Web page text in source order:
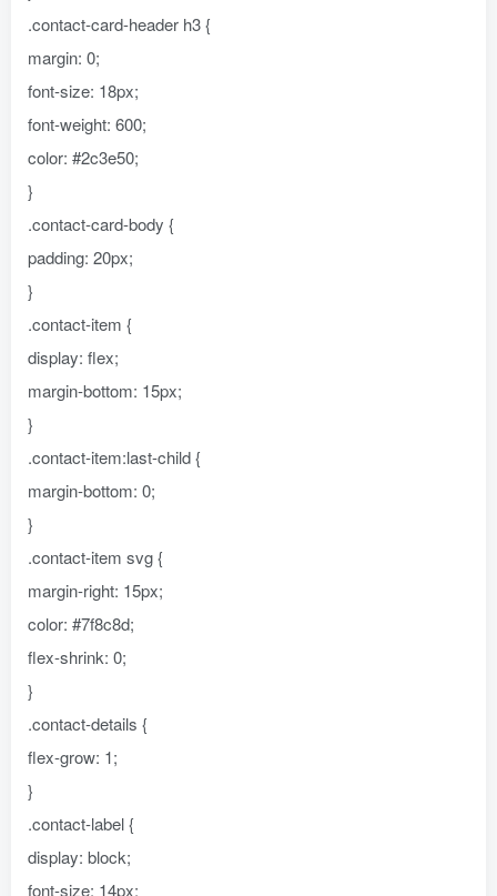
.contact-card-header h3 {
margin: 0;
font-size: 18px;
font-weight: 600;
color: #2c3e50;
}
.contact-card-body {
padding: 20px;
}
.contact-item {
display: flex;
margin-bottom: 15px;
}
.contact-item:last-child {
margin-bottom: 0;
}
.contact-item svg {
margin-right: 15px;
color: #7f8c8d;
flex-shrink: 0;
}
.contact-details {
flex-grow: 1;
}
.contact-label {
display: block;
font-size: 14px;